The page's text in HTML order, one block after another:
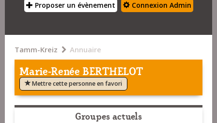
Proposer un évènement Connexion Admin
Tamm-Kreiz Annuaire
Marie-Renée BERTHELOT
Mettre cette personne en favori
Groupes actuels